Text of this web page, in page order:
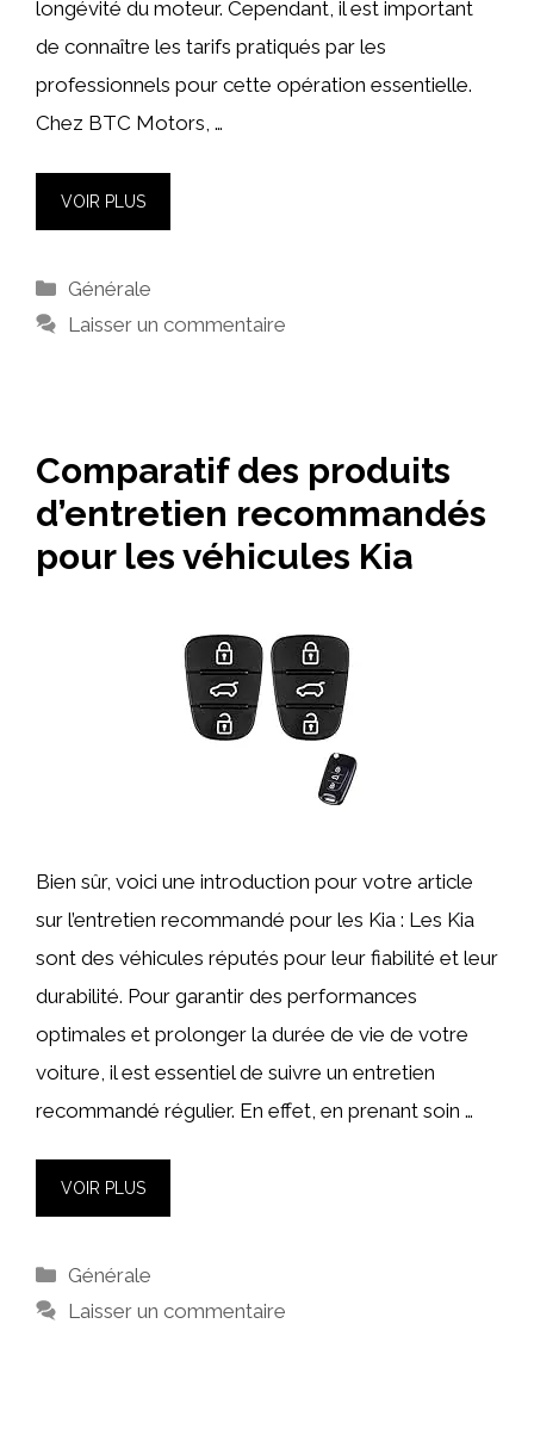
longévité du moteur. Cependant, il est important
de connaître les tarifs pratiqués par les
professionnels pour cette opération essentielle.
Chez BTC Motors, …
VOIR PLUS
Catégories
Générale
Laisser un commentaire
Comparatif des produits
d’entretien recommandés
pour les véhicules Kia
Bien sûr, voici une introduction pour votre article
sur l’entretien recommandé pour les Kia : Les Kia
sont des véhicules réputés pour leur fiabilité et leur
durabilité. Pour garantir des performances
optimales et prolonger la durée de vie de votre
voiture, il est essentiel de suivre un entretien
recommandé régulier. En effet, en prenant soin …
VOIR PLUS
Catégories
Générale
Laisser un commentaire